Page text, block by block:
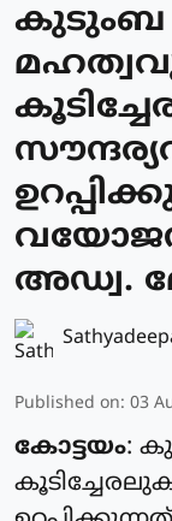
കുടുംബ
അഡ്വ.
Published on: 03
കോട്ടയം: